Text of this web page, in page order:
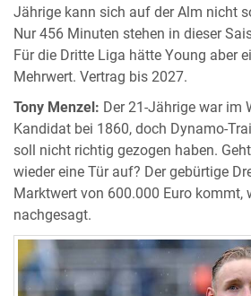
Jährige kann sich auf der Alm nicht
Nur 456 Minuten stehen in dieser
Für die Dritte Liga hätte Young aber
Mehrwert. Vertrag bis 2027.
Tony Menzel: Der 21-Jährige war im
Kandidat bei 1860, doch Dynamo-
soll nicht richtig gezogen haben.
wieder eine Tür auf? Der gebürtige
Marktwert von 600.000 Euro kommt,
nachgesagt.